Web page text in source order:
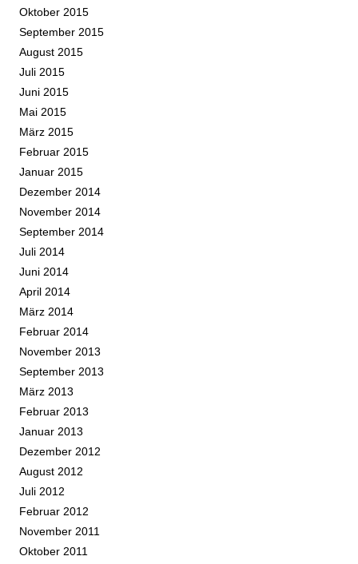
Oktober 2015
September 2015
August 2015
Juli 2015
Juni 2015
Mai 2015
März 2015
Februar 2015
Januar 2015
Dezember 2014
November 2014
September 2014
Juli 2014
Juni 2014
April 2014
März 2014
Februar 2014
November 2013
September 2013
März 2013
Februar 2013
Januar 2013
Dezember 2012
August 2012
Juli 2012
Februar 2012
November 2011
Oktober 2011